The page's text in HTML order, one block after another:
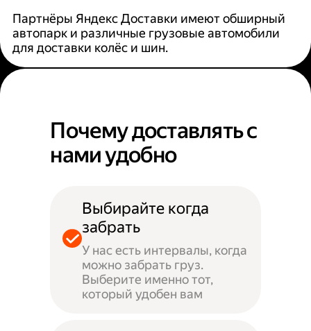
Партнёры Яндекс Доставки имеют обширный
автопарк и различные грузовые автомобили
для доставки колёс и шин.
Почему доставлять с
нами удобно
Выбирайте когда
забрать
У нас есть интервалы, когда
можно забрать груз.
Выберите именно тот,
который удобен вам